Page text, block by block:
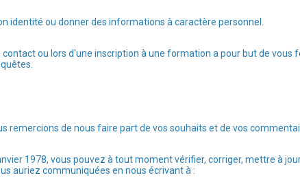
identité ou donner des informations à caractère personnel.
ou lors d'une inscription à une formation a pour but de vous
de nous faire part de vos souhaits et de vos
1978, vous pouvez à tout moment vérifier, corriger, mettre à
auriez communiquées en nous écrivant à :